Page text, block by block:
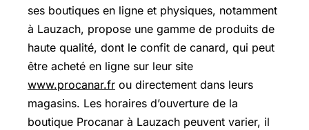
ses boutiques en ligne et physiques, notamment
à Lauzach, propose une gamme de produits de
haute qualité, dont le confit de canard, qui peut
être acheté en ligne sur leur site
www.procanar.fr ou directement dans leurs
magasins. Les horaires d’ouverture de la
boutique Procanar à Lauzach peuvent varier, il